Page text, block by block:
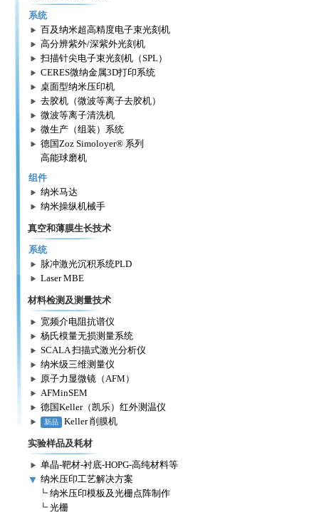
系统
百及纳米超高精度电子束光刻机
高分辨紫外/深紫外光刻机
扫描针尖电子束光刻机（SPL）
CERES微纳金属3D打印系统
桌面型纳米压印机
去胶机（微波等离子去胶机）
微波等离子清洗机
微生产（组装）系统
德国Zoz Simoloyer® 系列
高能球磨机
组件
纳米马达
纳米操纵机械手
真空和薄膜生长技术
系统
脉冲激光沉积系统PLD
Laser MBE
材料检测及测量技术
宽频介电阻抗谱仪
杨氏模量无损测量系统
SCALA 扫描式激光分析仪
纳米级三维测量仪
原子力显微镜（AFM）
AFMinSEM
德国Keller（凯乐）红外测温仪
新品 Keller 削膜机
实验样品及耗材
单晶-靶材-衬底-HOPG-高纯材料等
纳米压印工艺解决方案
┗ 纳米压印模板及光栅点阵制作
┗ 光栅